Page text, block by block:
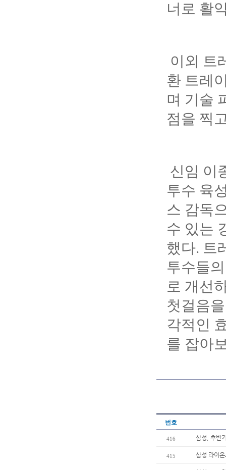
너로 활
이외 트
환 트레
며 기술
점을 찍
신임 이
투수 육
스 감독
수 있는
했다. 트
투수들
로 개선
첫걸음
각적인
를 잡아
번호
416 삼성, 후반
415 삼성 라이